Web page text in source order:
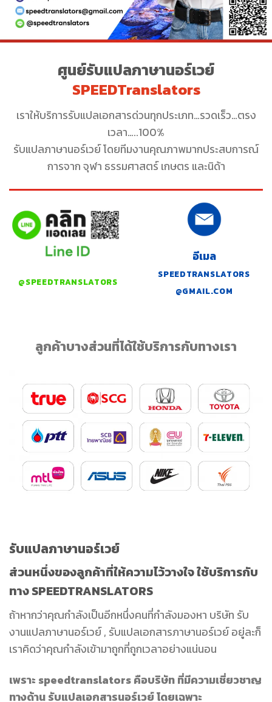
ศูนย์รับแปลภาษานอร์เวย์
SPEEDTranslators
เราให้บริการรับแปลเอกสารด่วนทุกประเภท…รวดเร็ว…ตรง
เวลา…..100%
รับแปลภาษานอร์เวย์ โดยทีมงานคุณภาพมากประสบการณ์
การจาก จุฬา ธรรมศาสตร์ เกษตร และนิด้า
@SPEEDTRANSLATORS
อีเมล
SPEEDTRANSLATORS
@GMAIL.COM
ลูกค้าบางส่วนที่ได้ใช้บริการกับทางเรา
รับแปลภาษานอร์เวย์
ส่วนหนึ่งของลูกค้าที่ให้ความไว้วางใจ ใช้บริการกับ
ทาง SPEEDTRANSLATORS
ถ้าหากว่าคุณกำลังเป็นอีกหนึ่งคนที่กำลังมองหา บริษัท รับ
งานแปลภาษานอร์เวย์ , รับแปลเอกสารภาษานอร์เวย์ อยู่ละก็
เราคิดว่าคุณกำลังเข้ามาถูกที่ถูกเวลาอย่างแน่นอน
เพราะ speedtranslators คือบริษัท ที่มีความเชี่ยวชาญ
ทางด้าน รับแปลเอกสารนอร์เวย์ โดยเฉพาะ